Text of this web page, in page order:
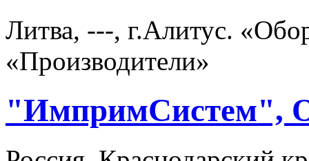
Литва, ---, г.Алитус.
«Производители»
"ИмпримСистем",